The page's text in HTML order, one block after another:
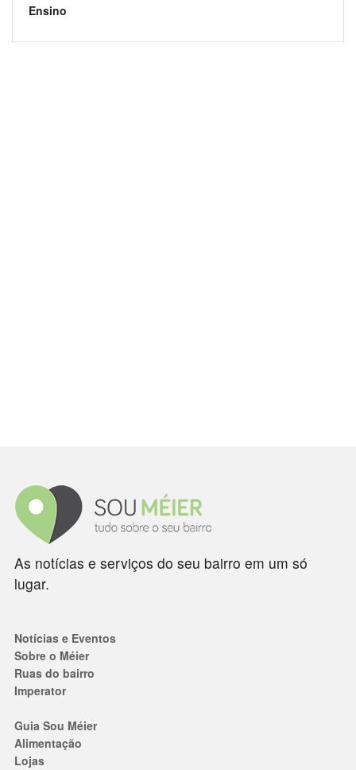
Ensino
As notícias e serviços do seu bairro em um só
lugar.
Notícias e Eventos
Sobre o Méier
Ruas do bairro
Imperator
Guia Sou Méier
Alimentação
Lojas